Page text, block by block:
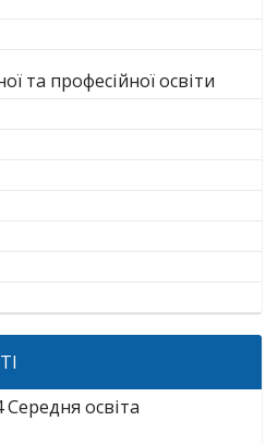
та професійної освіти
Середня освіта